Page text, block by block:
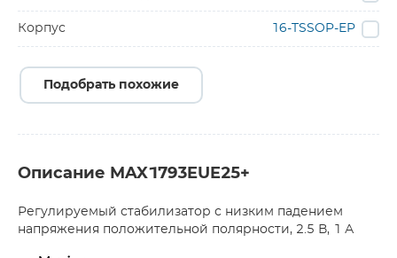
Корпус 16-TSSOP-EP
Подобрать похожие
Описание MAX1793EUE25+
Регулируемый стабилизатор с низким падением
напряжения положительной полярности, 2.5 В, 1 А